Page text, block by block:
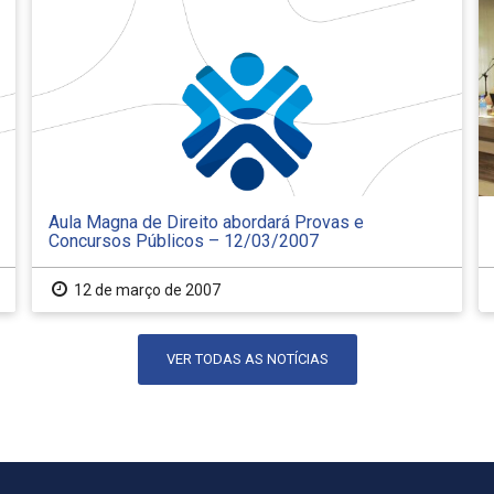
Aula Magna de Direito abordará Provas e
Concursos Públicos – 12/03/2007
12 de março de 2007
VER TODAS AS NOTÍCIAS